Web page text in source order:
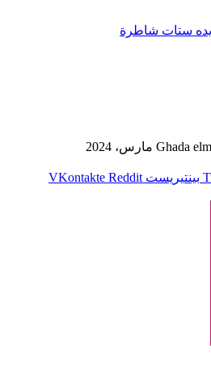
ستات شاطرة
Ghada
بينتيريست